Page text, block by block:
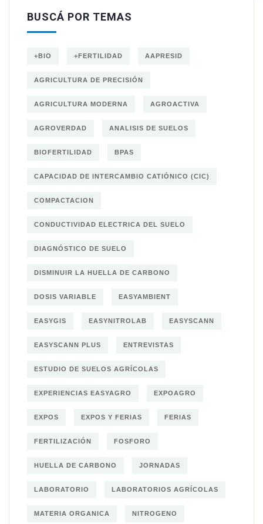
BUSCÁ POR TEMAS
+BIO +FERTILIDAD AAPRESID
AGRICULTURA DE PRECISIÓN
AGRICULTURA MODERNA AGROACTIVA
AGROVERDAD ANALISIS DE SUELOS
BIOFERTILIDAD BPAS
CAPACIDAD DE INTERCAMBIO CATIÓNICO (CIC)
COMPACTACION
CONDUCTIVIDAD ELECTRICA DEL SUELO
DIAGNÓSTICO DE SUELO
DISMINUIR LA HUELLA DE CARBONO
DOSIS VARIABLE EASYAMBIENT
EASYGIS EASYNITROLAB EASYSCANN
EASYSCANN PLUS ENTREVISTAS
ESTUDIO DE SUELOS AGRÍCOLAS
EXPERIENCIAS EASYAGRO EXPOAGRO
EXPOS EXPOS Y FERIAS FERIAS
FERTILIZACIÓN FOSFORO
HUELLA DE CARBONO JORNADAS
LABORATORIO LABORATORIOS AGRÍCOLAS
MATERIA ORGANICA NITROGENO